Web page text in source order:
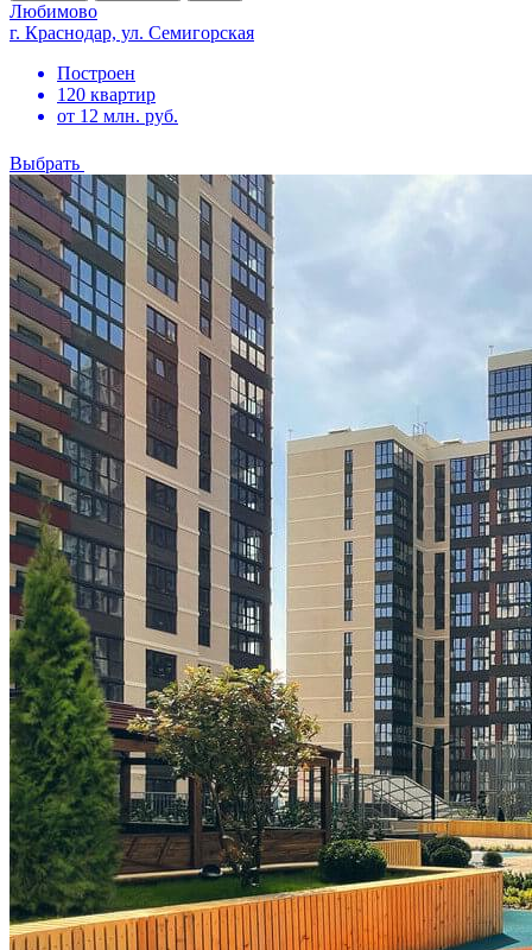
Любимово
г. Краснодар, ул. Семигорская
Построен
120 квартир
от 12 млн. руб.
Выбрать